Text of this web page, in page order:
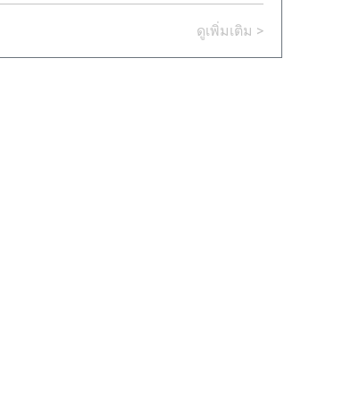
Development 2026 (CTSD 2026)" ซึ่งจัดโดยภาค
ดูเพิ่มเติม >